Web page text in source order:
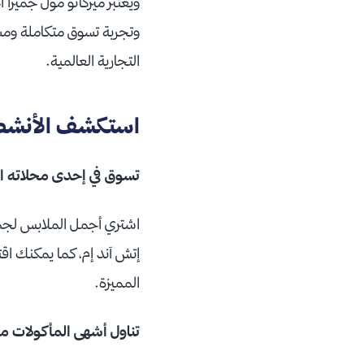
وتجربة تسوق متكاملة
التجارية العالمية.
استكشف
تسوق في إحدى محلاته
اشتري أجمل الملابس
إتش آند إم، كما يمكنك
المميزة.
تناول أشهى المأكولات